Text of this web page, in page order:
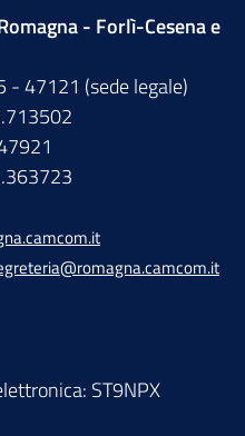
- Forlì-Cesena e
- 47121 (sede legale)
ST9NPX